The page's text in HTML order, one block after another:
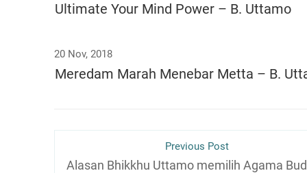
Ultimate Your Mind Power – B. Uttamo
20 Nov, 2018
Meredam Marah Menebar Metta – B.
Previous Post
Alasan Bhikkhu Uttamo memilih Agama